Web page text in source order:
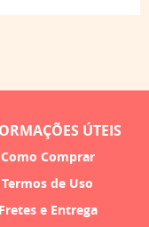
ÚTEIS
Como Comprar
Termos de Uso
Fretes e Entrega